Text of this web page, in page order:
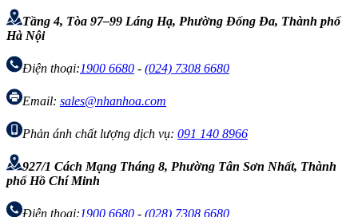
Tầng 4, Tòa 97–99 Láng Hạ, Phường Đống Đa, Thành phố
Hà Nội
Điện thoại:1900 6680 - (024) 7308 6680
Email: sales@nhanhoa.com
Phản ánh chất lượng dịch vụ: 091 140 8966
927/1 Cách Mạng Tháng 8, Phường Tân Sơn Nhất, Thành
phố Hồ Chí Minh
Điện thoại:1900 6680 - (028) 7308 6680